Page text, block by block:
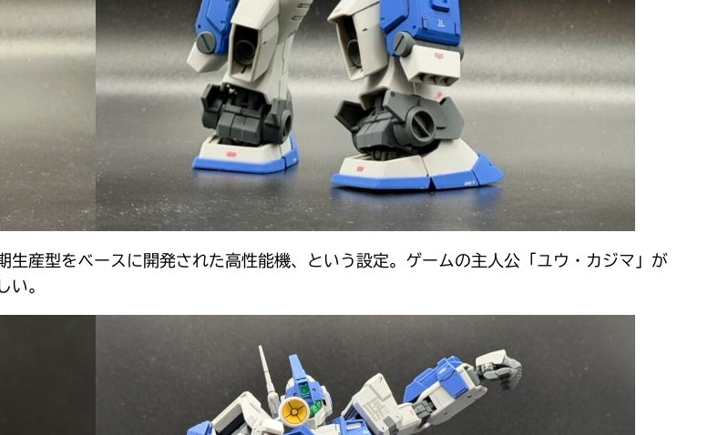
産型をベースに開発された高性能機、という設定。ゲームの主人公「ユウ・カジマ」が
い。